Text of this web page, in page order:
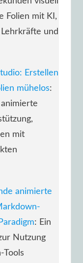
Folien mit KI,
und
Erstellen
mühelos:
mit
animierte
: Ein
Nutzung
Tools